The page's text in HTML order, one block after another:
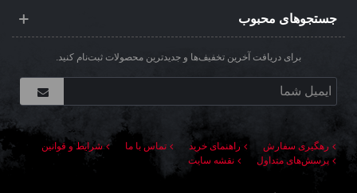
جستجوهای محبوب
برای دریافت آخرین تخفیف‌ها و جدیدترین محصولات ثبت‌نام کنید.
رهگیری سفارش راهنمای خرید تماس با ما
شرایط و قوانین
پرسش‌های متداول
نقشه سایت